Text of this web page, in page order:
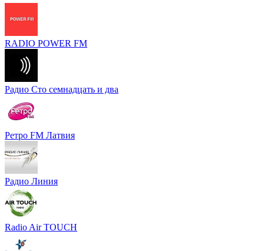
RADIO POWER FM
Радио Сто семнадцать и два
Ретро FM Латвия
Радио Линия
Radio Air TOUCH